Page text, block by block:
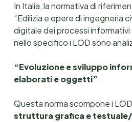
In Italia, la normativa di
“Edilizia e opere di ingegneria
digitale dei processi informativi
nello specifico i LOD sono
“Evoluzione e sviluppo
elaborati e oggetti”.
Questa norma scompone i
struttura grafica e